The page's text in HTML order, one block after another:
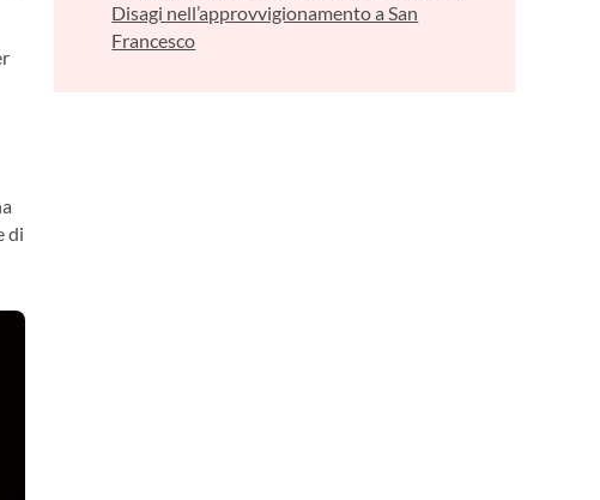
di
Disagi nell’approvvigionamento a San
Francesco